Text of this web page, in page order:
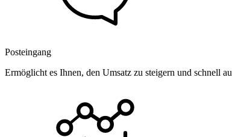
Posteingang
Ermöglicht es Ihnen, den Umsatz zu steigern und schnell